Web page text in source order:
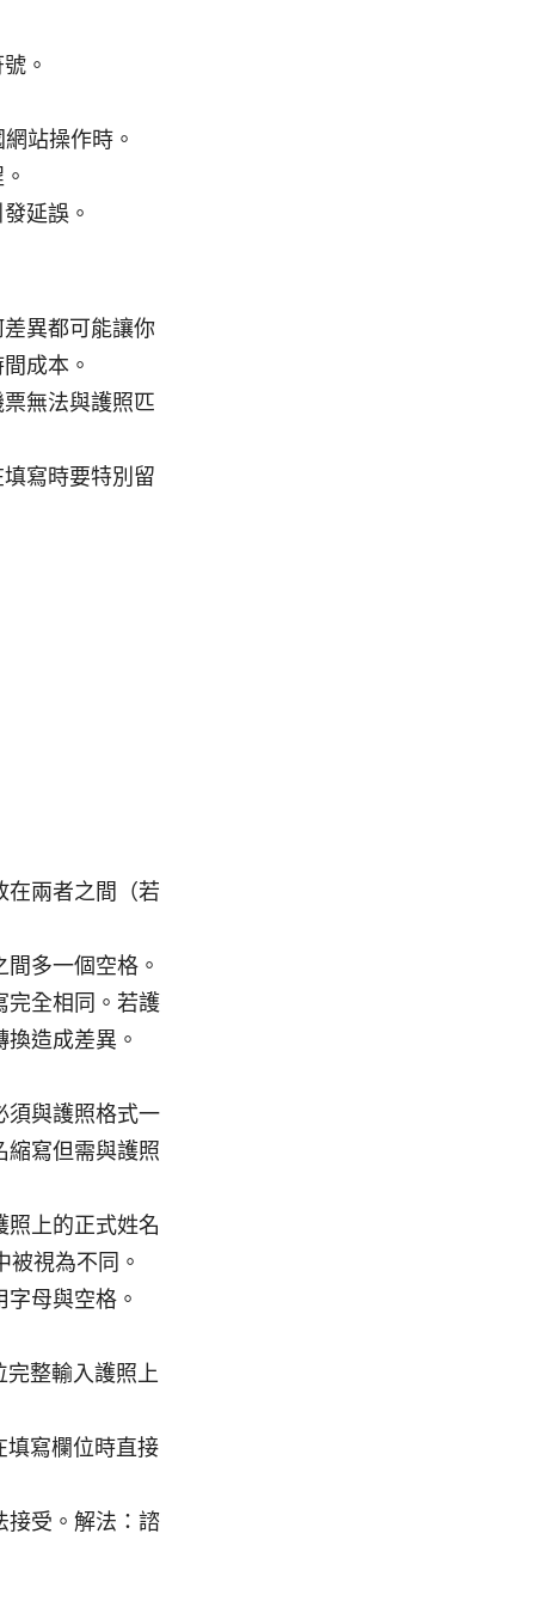
。
站操作時。
延誤。
異都可能讓你
成本。
無法與護照匹
寫時要特別留
在兩者之間（若
多一個空格。
完全相同。若護
造成差異。
須與護照格式一
縮寫但需與護照
照上的正式姓名
視為不同。
母與空格。
整輸入護照上
填寫欄位時直接
接受。解法：諮